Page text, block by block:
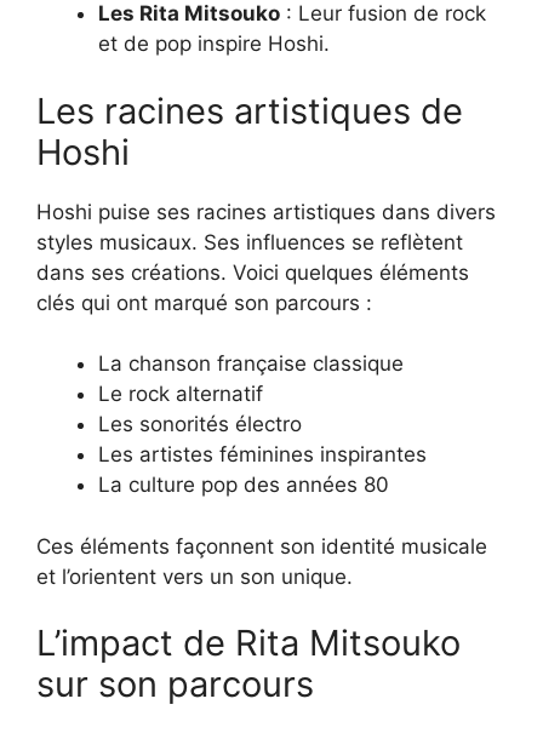
Les Rita Mitsouko : Leur fusion de rock
et de pop inspire Hoshi.
Les racines artistiques de
Hoshi
Hoshi puise ses racines artistiques dans divers
styles musicaux. Ses influences se reflètent
dans ses créations. Voici quelques éléments
clés qui ont marqué son parcours :
La chanson française classique
Le rock alternatif
Les sonorités électro
Les artistes féminines inspirantes
La culture pop des années 80
Ces éléments façonnent son identité musicale
et l’orientent vers un son unique.
L’impact de Rita Mitsouko
sur son parcours